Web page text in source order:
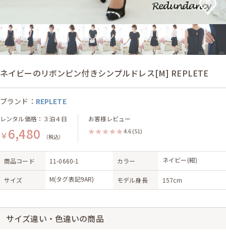
ネイビーのリボンピン付きシンプルドレス[M] REPLETE
ブランド： REPLETE
レンタル価格：３泊４日
￥6,480 （税込）
お客様レビュー
4.6 (51)
商品コード 11-0660-1 カラー ネイビー(紺)
サイズ M(タグ表記9AR) モデル身長 157cm
サイズ違い・色違いの商品